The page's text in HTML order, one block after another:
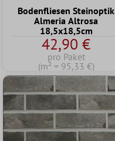
Bodenfliesen Steinoptik
Almeria Altrosa
18,5x18,5cm
42,90 €
pro Paket
(m² = 95,33 €)